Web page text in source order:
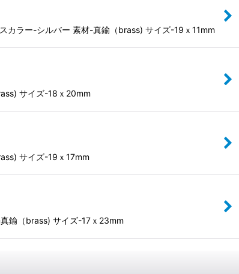
カラー-シルバー 素材-真鍮（brass) サイズ-19ｘ11mm
サイズ-18ｘ20mm
サイズ-19ｘ17mm
鍮（brass) サイズ-17ｘ23mm